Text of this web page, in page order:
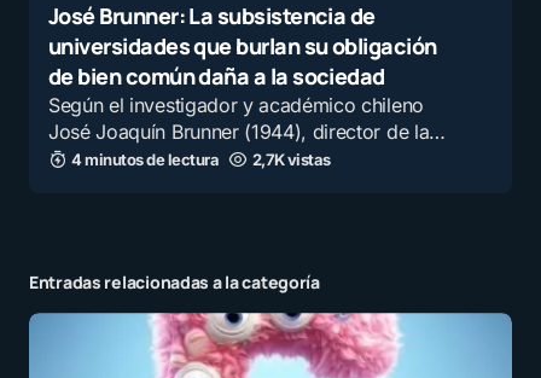
José Brunner: La subsistencia de
universidades que burlan su obligación
de bien común daña a la sociedad
Según el investigador y académico chileno
José Joaquín Brunner (1944), director de la…
4 minutos de lectura 2,7K vistas
Entradas relacionadas a la categoría